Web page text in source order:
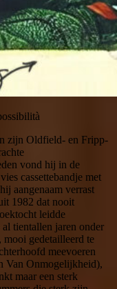
zijn Oldfield- en Fripp-
vond hij in de
cassettebandje met
aangenaam verrast
1982 dat nooit
leidde
tientallen jaren onder
gedetailleerd te
meevoeren
Van Onmogelijkheid),
maar een sterk